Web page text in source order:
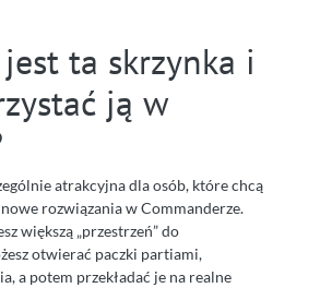
ta skrzynka i
ją w
atrakcyjna dla osób, które chcą
rozwiązania w Commanderze.
większą „przestrzeń” do
otwierać paczki partiami,
a potem przekładać je na realne